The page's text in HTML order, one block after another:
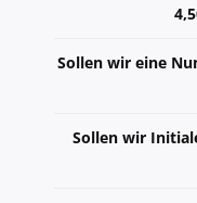
Sollen wir eine
Sollen wir